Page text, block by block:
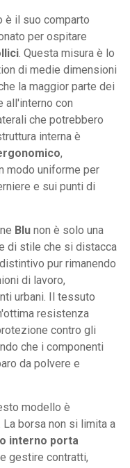
è il suo comparto
per ospitare
. Questa misura è lo
di medie dimensioni
la maggior parte dei
all'interno con
che potrebbero
interna è
,
modo uniforme per
e sui punti di
Blu non è solo una
di stile che si distacca
pur rimanendo
di lavoro,
urbani. Il tessuto
resistenza
contro gli
che i componenti
da polvere e
modello è
borsa non si limita a
interno porta
gestire contratti,